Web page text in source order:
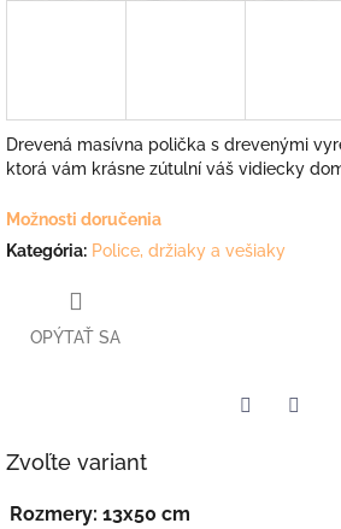
Drevená masívna polička s drevenými
ktorá vám krásne zútulní váš vidiecky
Možnosti doručenia
Kategória: Police, držiaky a vešiaky
OPÝTAŤ SA
Zvoľte variant
Rozmery: 13x50 cm